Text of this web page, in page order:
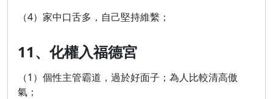
（4）家中口舌多，自己堅持維繫；
11、化權入福德宮
（1）個性主管霸道，過於好面子；為人比較清高傲
氣；